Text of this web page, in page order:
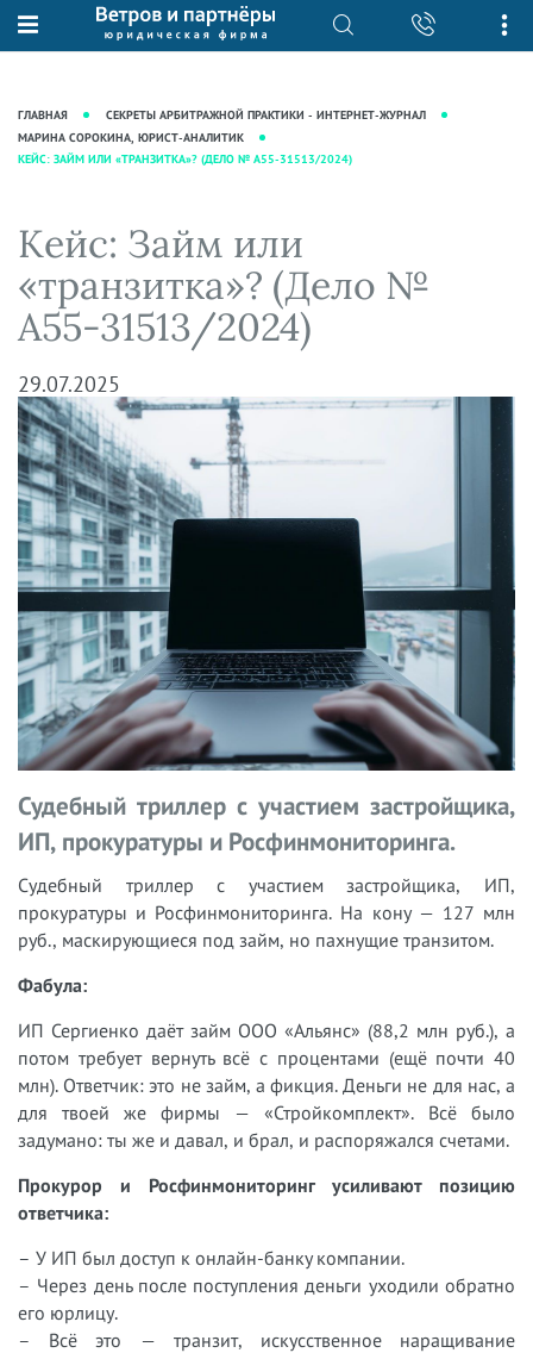
О нас
Рекомендации
фирмы
Кейсы
Вакансии
Юридические услуги
Интеллектуальная собственность
Сопровождение бизнеса
Ведение уголовных дел
Защита активов
База знаний
Журнал "Секреты арбитражной
практики"
Статьи
Аудиоподкасты
Видеоподкасты
Справочная
Вебинары и семинары
Прямые эфиры
ГЛАВНАЯ
СЕКРЕТЫ АРБИТРАЖНОЙ ПРАКТИКИ - ИНТЕРНЕТ-ЖУРНАЛ
МАРИНА СОРОКИНА, ЮРИСТ-АНАЛИТИК
КЕЙС: ЗАЙМ ИЛИ «ТРАНЗИТКА»? (ДЕЛО № А55-31513/2024)
Кейс: Займ или
«транзитка»? (Дело №
А55-31513/2024)
29.07.2025
Судебный триллер с участием застройщика,
ИП, прокуратуры и Росфинмониторинга.
Судебный триллер с участием застройщика, ИП,
прокуратуры и Росфинмониторинга. На кону — 127 млн
руб., маскирующиеся под займ, но пахнущие транзитом.
Фабула:
ИП Сергиенко даёт займ ООО «Альянс» (88,2 млн руб.), а
потом требует вернуть всё с процентами (ещё почти 40
млн). Ответчик: это не займ, а фикция. Деньги не для нас, а
для твоей же фирмы — «Стройкомплект». Всё было
задумано: ты же и давал, и брал, и распоряжался счетами.
Прокурор и Росфинмониторинг усиливают позицию
ответчика:
– У ИП был доступ к онлайн-банку компании.
– Через день после поступления деньги уходили обратно
его юрлицу.
– Всё это — транзит, искусственное наращивание